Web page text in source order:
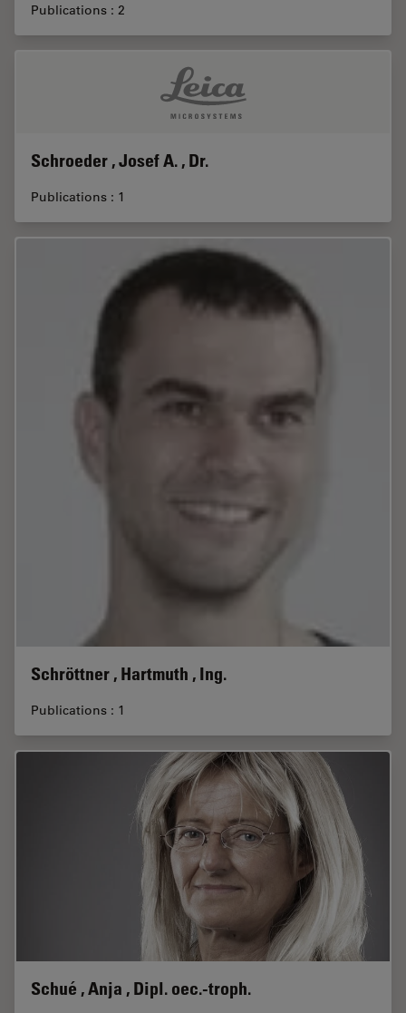
Publications : 2
Schroeder , Josef A. , Dr.
Publications : 1
Schröttner , Hartmuth , Ing.
Publications : 1
Schué , Anja , Dipl. oec.-troph.